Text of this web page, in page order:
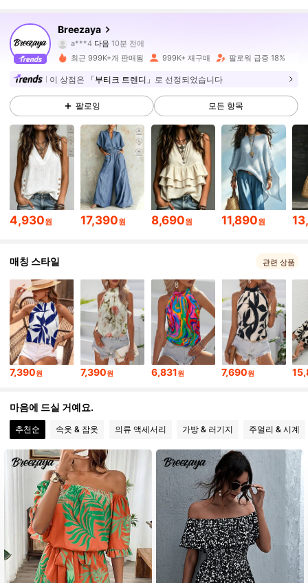
Breezaya
619K 팔로워
a***4다음
G***R 가 탐색 중입니다
4.86
619K 팔로워
4.86 619K 팔로워
4.86 619K 팔로워
619K 팔로워
619K 팔로워
4.86 619K 팔로워
619K 팔로워
4.86 619K 팔로워
4.86 619K 팔로워
최근 999K+개 판매됨 999K+ 재구매 팔로워 급증 18%
이 상점은 「부티크 트렌디」 로 선정되었습니다
팔로잉 모든 항목
4,930원 17,390원 8,690원 11,890원
매칭 스타일 관련 상품
7,390원 7,390원 6,831원 7,690원
마음에 드실 거예요.
추천순 속옷 & 잠옷 의류 액세서리 가방 & 러기지 주얼리 & 시계